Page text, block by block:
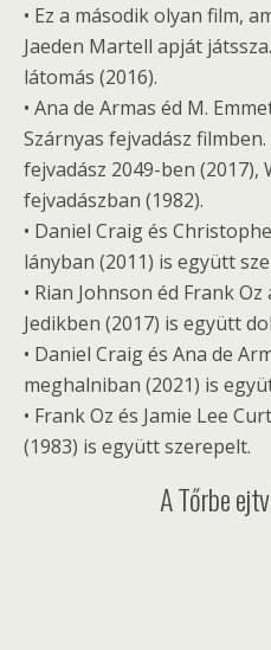
• Ez a második olyan film,
Jaeden Martell apját
látomás (2016).
• Ana de Armas éd M.
Szárnyas fejvadász
fejvadász 2049-ben (2017),
fejvadászban (1982).
• Daniel Craig és
lányban (2011) is együtt
• Rian Johnson éd Frank
Jedikben (2017) is együtt
• Daniel Craig és Ana de
meghalniban (2021) is
• Frank Oz és Jamie Lee
(1983) is együtt szerepelt.
A Tőrbe